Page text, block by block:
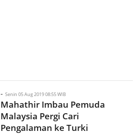
- Senin 05 Aug 2019 08:55 WIB
Mahathir Imbau Pemuda
Malaysia Pergi Cari
Pengalaman ke Turki